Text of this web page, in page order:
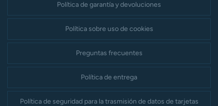
Política de garantía y devoluciones
Política sobre uso de cookies
Preguntas frecuentes
Política de entrega
Política de seguridad para la trasmisión de datos de tarjetas